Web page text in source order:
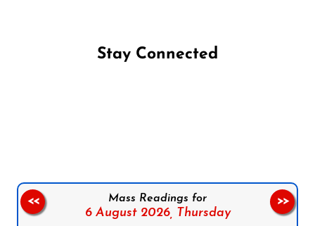
Stay Connected
Mass Readings for
6 August 2026, Thursday
<< >>